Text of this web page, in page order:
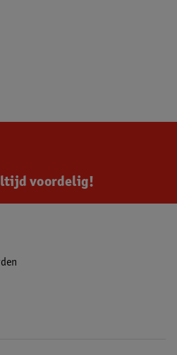
voordelig!